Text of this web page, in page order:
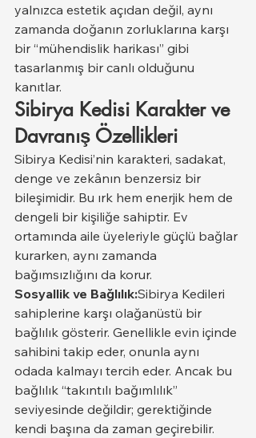
yalnızca estetik açıdan değil, aynı
zamanda doğanın zorluklarına karşı
bir “mühendislik harikası” gibi
tasarlanmış bir canlı olduğunu
kanıtlar.
Sibirya Kedisi Karakter ve
Davranış Özellikleri
Sibirya Kedisi’nin karakteri, sadakat,
denge ve zekânın benzersiz bir
bileşimidir. Bu ırk hem enerjik hem de
dengeli bir kişiliğe sahiptir. Ev
ortamında aile üyeleriyle güçlü bağlar
kurarken, aynı zamanda
bağımsızlığını da korur.
Sosyallik ve Bağlılık:Sibirya Kedileri
sahiplerine karşı olağanüstü bir
bağlılık gösterir. Genellikle evin içinde
sahibini takip eder, onunla aynı
odada kalmayı tercih eder. Ancak bu
bağlılık “takıntılı bağımlılık”
seviyesinde değildir; gerektiğinde
kendi başına da zaman geçirebilir.